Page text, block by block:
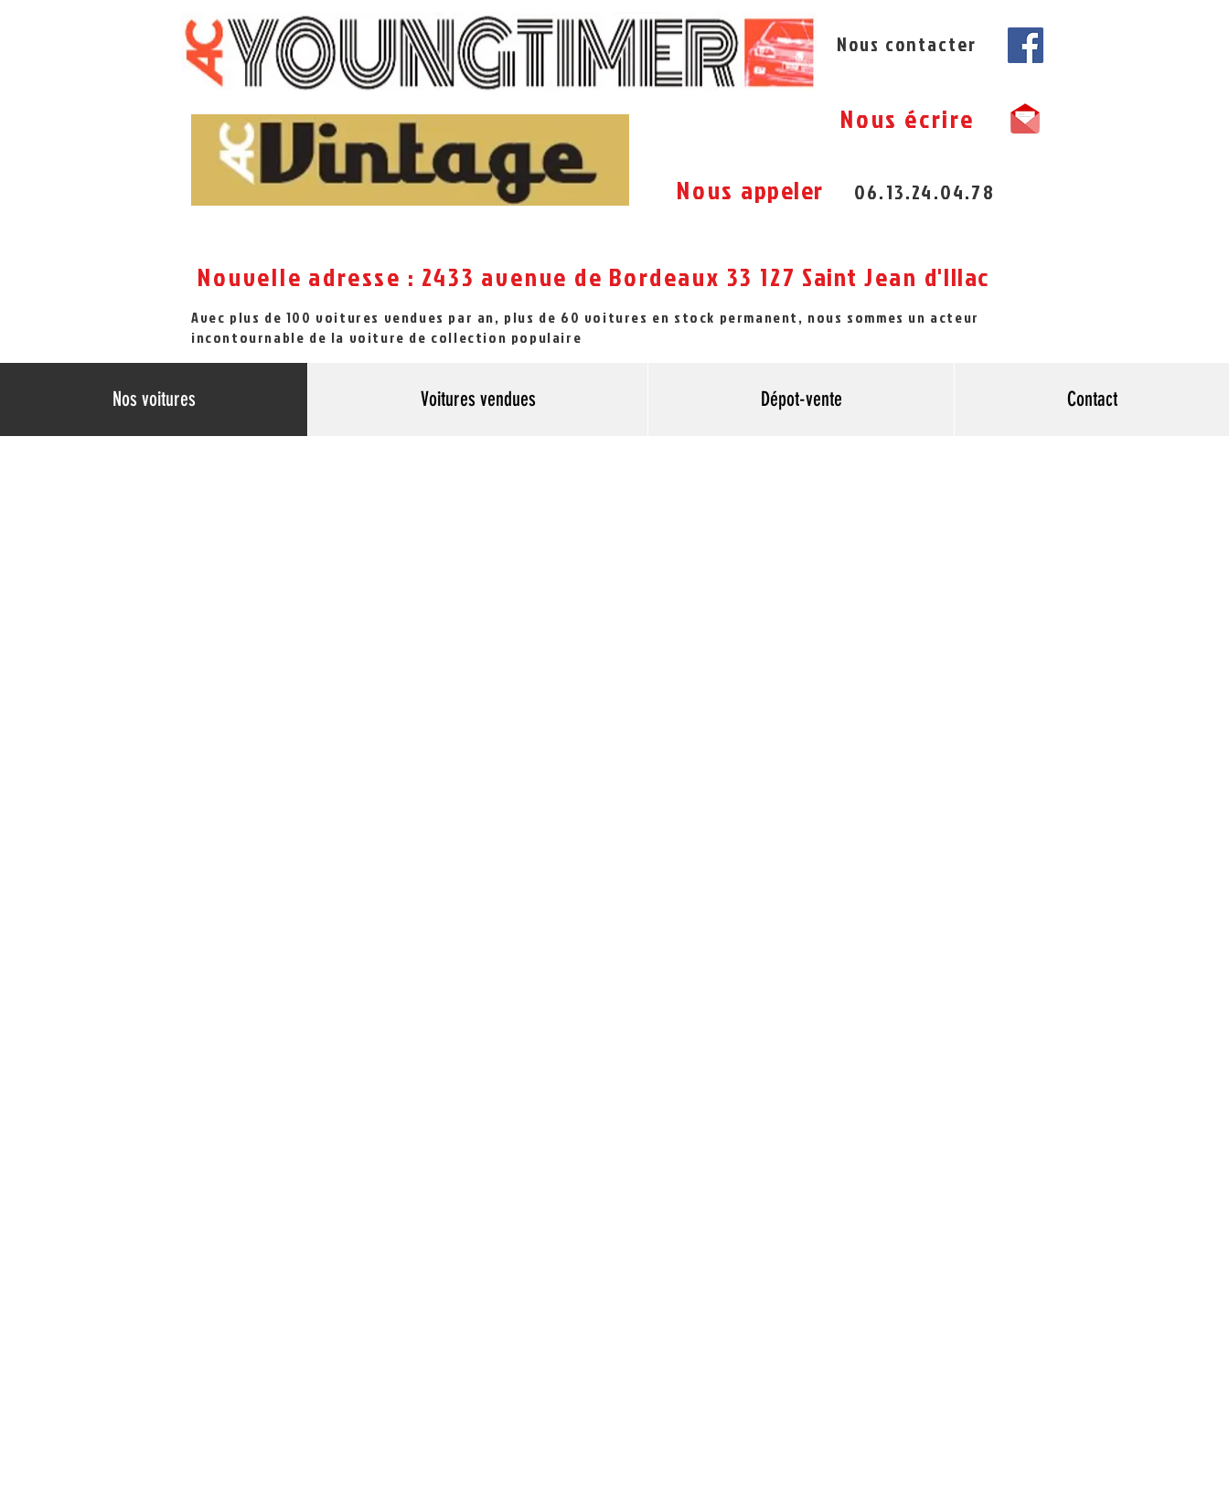
Nous contacter
Nous écrire
Nous appeler 06.13.24.04.78
Nouvelle adresse : 2433 avenue de Bordeaux 33 127 Saint Jean d'Illac
Avec plus de 100 voitures vendues par an, plus de 60 voitures en stock permanent, nous sommes un acteur
incontournable de la voiture de collection populaire
Nos voitures Voitures vendues Dépot-vente Contact